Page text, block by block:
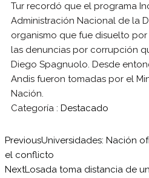
Tur recordó que el programa
Administración Nacional de la
organismo que fue disuelto
las denuncias por corrupción
Diego Spagnuolo. Desde
Andis fueron tomadas por el
Nación.
Categoría : Destacado
PreviousUniversidades: Nación
el conflicto
NextLosada toma distancia de